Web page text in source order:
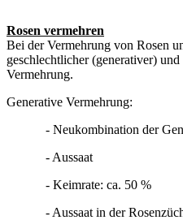
Rosen vermehren
Bei der Vermehrung von Rosen
geschlechtlicher (generativer)
Vermehrung.
Generative Vermehrung:
- Neukombination der Gene
- Aussaat
- Keimrate: ca. 50 %
- Aussaat in der